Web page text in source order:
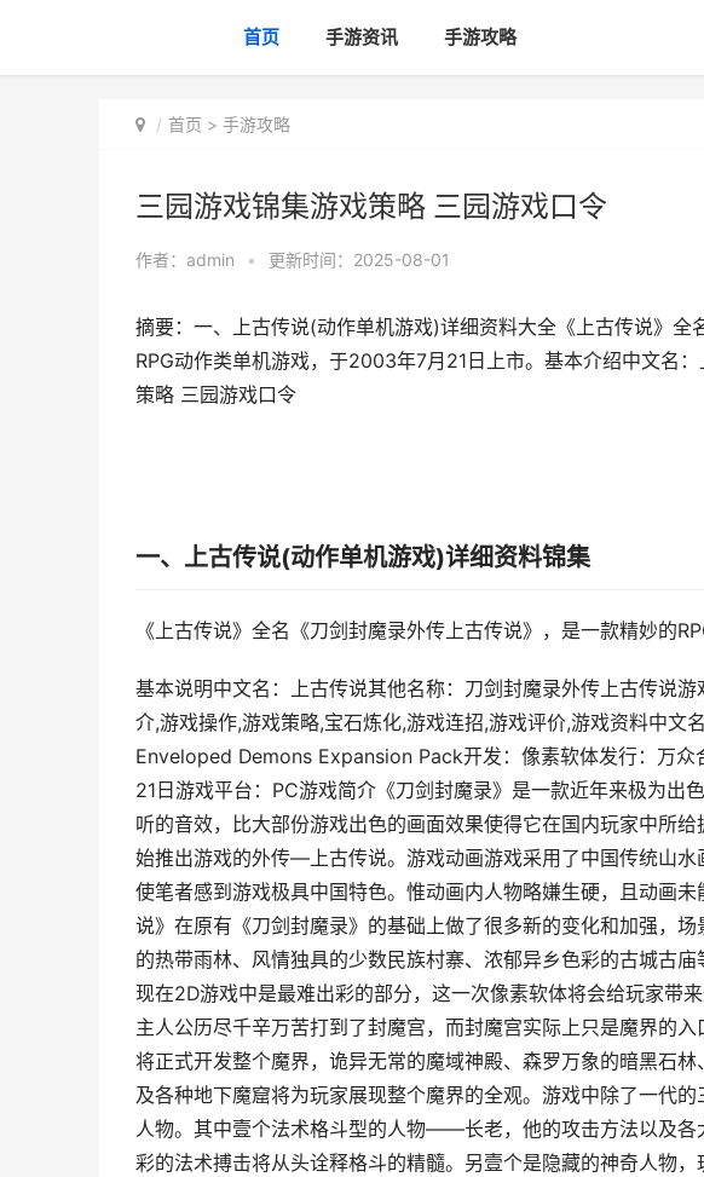
首页 手游资讯 手游攻略
首页 > 手游攻略
三园游戏锦集游戏策略 三园游戏口令
作者： admin • 更新时间：2025-08-01
摘要：一、上古传说(动作单机游戏)详细资料大全《上古传说》
RPG动作类单机游戏，于2003年7月21日上市。基本介绍中文名
策略 三园游戏口令
一、上古传说(动作单机游戏)详细资料锦集
《上古传说》全名《刀剑封魔录外传上古传说》，是一款精妙的
基本说明中文名：上古传说其他名称：刀剑封魔录外传上古传说游
介,游戏操作,游戏策略,宝石炼化,游戏连招,游戏评价,游戏资料中
Enveloped Demons Expansion Pack开发：像素软体发行：万众
21日游戏平台：PC游戏简介《刀剑封魔录》是一款近年来极为出
听的音效，比大部份游戏出色的画面效果使得它在国内玩家中所
始推出游戏的外传—上古传说。游戏动画游戏采用了中国传统山
使笔者感到游戏极具中国特色。惟动画内人物略嫌生硬，且动画
说》在原有《刀剑封魔录》的基础上做了很多新的变化和加强，
的热带雨林、风情独具的少数民族村寨、浓郁异乡色彩的古城古
现在2D游戏中是最难出彩的部分，这一次像素软体将会给玩家带
主人公历尽千辛万苦打到了封魔宫，而封魔宫实际上只是魔界的
将正式开发整个魔界，诡异无常的魔域神殿、森罗万象的暗黑石
及各种地下魔窟将为玩家展现整个魔界的全观。游戏中除了一代
人物。其中壹个法术格斗型的人物——长老，他的攻击方法以及各
彩的法术搏击将从头诠释格斗的精髓。另壹个是隐藏的神奇人物